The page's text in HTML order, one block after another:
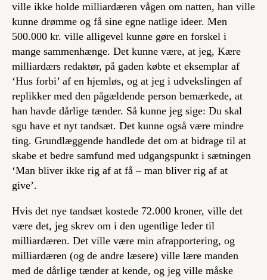
ville ikke holde milliardæren vågen om natten, han ville
kunne drømme og få sine egne natlige ideer. Men
500.000 kr. ville alligevel kunne gøre en forskel i
mange sammenhænge. Det kunne være, at jeg, Kære
milliardærs redaktør, på gaden købte et eksemplar af
‘Hus forbi’ af en hjemløs, og at jeg i udvekslingen af
replikker med den pågældende person bemærkede, at
han havde dårlige tænder. Så kunne jeg sige: Du skal
sgu have et nyt tandsæt. Det kunne også være mindre
ting. Grundlæggende handlede det om at bidrage til at
skabe et bedre samfund med udgangspunkt i sætningen
‘Man bliver ikke rig af at få – man bliver rig af at
give’.
Hvis det nye tandsæt kostede 72.000 kroner, ville det
være det, jeg skrev om i den ugentlige leder til
milliardæren. Det ville være min afrapportering, og
milliardæren (og de andre læsere) ville lære manden
med de dårlige tænder at kende, og jeg ville måske